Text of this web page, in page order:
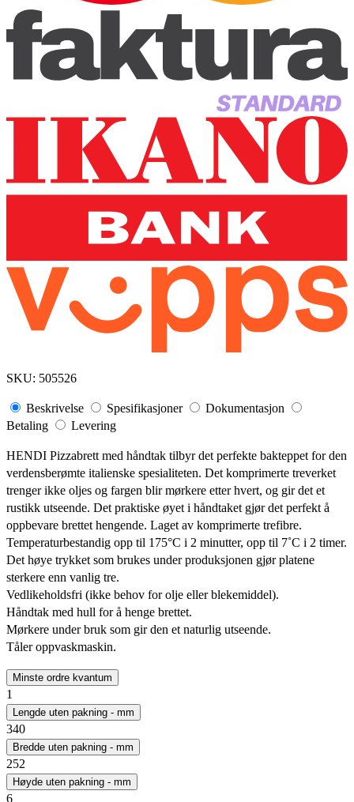
SKU: 505526
Beskrivelse Spesifikasjoner
Dokumentasjon
Betaling
Levering
HENDI Pizzabrett med håndtak tilbyr det perfekte bakteppet for den
verdensberømte italienske spesialiteten. Det komprimerte treverket
trenger ikke oljes og fargen blir mørkere etter hvert, og gir det et
rustikk utseende. Det praktiske øyet i håndtaket gjør det perfekt å
oppbevare brettet hengende. Laget av komprimerte trefibre.
Temperaturbestandig opp til 175°C i 2 minutter, opp til 7˚C i 2 timer.
Det høye trykket som brukes under produksjonen gjør platene
sterkere enn vanlig tre.
Vedlikeholdsfri (ikke behov for olje eller blekemiddel).
Håndtak med hull for å henge brettet.
Mørkere under bruk som gir den et naturlig utseende.
Tåler oppvaskmaskin.
Minste ordre kvantum
1
Lengde uten pakning - mm
340
Bredde uten pakning - mm
252
Høyde uten pakning - mm
6